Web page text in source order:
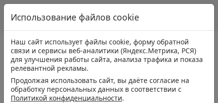
Использование файлов cookie
Наш сайт использует файлы cookie, форму обратной
связи и сервисы веб-аналитики (Яндекс.Метрика, РСЯ)
для улучшения работы сайта, анализа трафика и показа
релевантной рекламы.
Продолжая использовать сайт, вы даёте согласие на
обработку персональных данных в соответствии с
Политикой конфиденциальности.